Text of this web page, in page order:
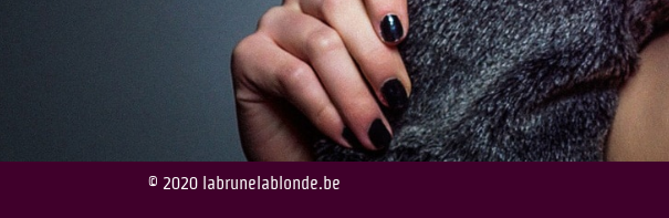
© 2020 labrunelablonde.be